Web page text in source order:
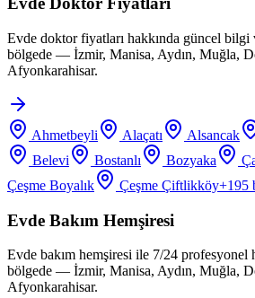
Evde doktor fiyatları hakkında güncel bilgi
bölgede — İzmir, Manisa, Aydın, Muğla,
Afyonkarahisar.
Ahmetbeyli Alaçatı Alsancak
Belevi
Bostanlı Bozyaka
Çeşme Boyalık
Çeşme Çiftlikköy+195
Evde Bakım Hemşiresi
Evde bakım hemşiresi ile 7/24 profesyonel
bölgede — İzmir, Manisa, Aydın, Muğla,
Afyonkarahisar.